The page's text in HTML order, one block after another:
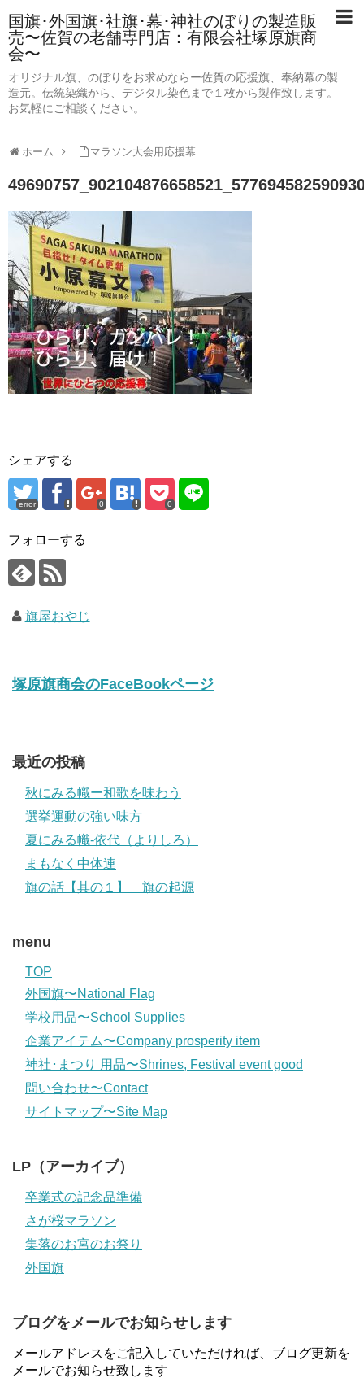
国旗･外国旗･社旗･幕･神社のぼりの製造販
売〜佐賀の老舗専門店：有限会社塚原旗商
会〜
オリジナル旗、のぼりをお求めならー佐賀の応援旗、奉納幕の製
造元。伝統染織から、デジタル染色まで１枚から製作致します。
お気軽にご相談ください。
ホーム マラソン大会用応援幕
シェアする
error 0 0
フォローする
旗屋おやじ
塚原旗商会のFaceBookページ
最近の投稿
秋にみる幟ー和歌を味わう
選挙運動の強い味方
夏にみる幟-依代（よりしろ）
まもなく中体連
旗の話【其の１】 旗の起源
menu
TOP
外国旗〜National Flag
学校用品〜School Supplies
企業アイテム〜Company prosperity item
神社･まつり 用品〜Shrines, Festival event good
問い合わせ〜Contact
サイトマップ〜Site Map
LP（アーカイブ）
卒業式の記念品準備
さが桜マラソン
集落のお宮のお祭り
外国旗
ブログをメールでお知らせします
メールアドレスをご記入していただければ、ブログ更新を
メールでお知らせ致します